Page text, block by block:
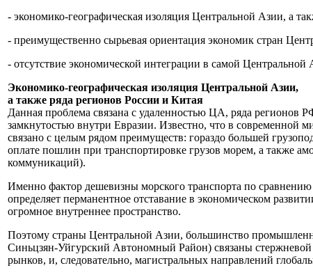
- экономико-географическая изоляция Центральной Азии, а
- преимущественно сырьевая ориентация экономик стран
- отсутствие экономической интеграции в самой
Экономико-географическая изоляция Центральной Азии,
а также ряда регионов России и Китая
Данная проблема связана с удаленностью ЦА, ряда регионов
замкнутостью внутри Евразии. Известно, что в современной
связано с целым рядом преимуществ: гораздо большей
оплате пошлин при транспортировке грузов морем, а также
коммуникаций).
Именно фактор дешевизны морского транспорта по
определяет перманентное отставание в экономическом
огромное внутреннее пространство.
Поэтому страны Центральной Азии, большинство
Синьцзян-Уйгурский Автономный Район) связаны
рынков, и, следовательно, магистральных направлений